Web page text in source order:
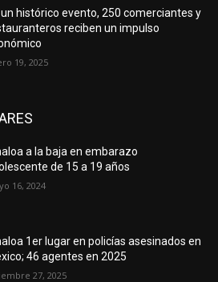
un histórico evento, 250 comerciantes y
reciben un impulso
19, 2025
a la baja en embarazo
de 15 a 19 años
16, 2024
1er lugar en policías asesinados en
46 agentes en 2025
27, 2025